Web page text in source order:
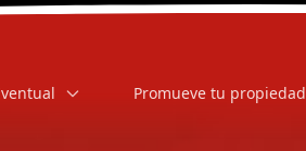
Promueve tu propiedad